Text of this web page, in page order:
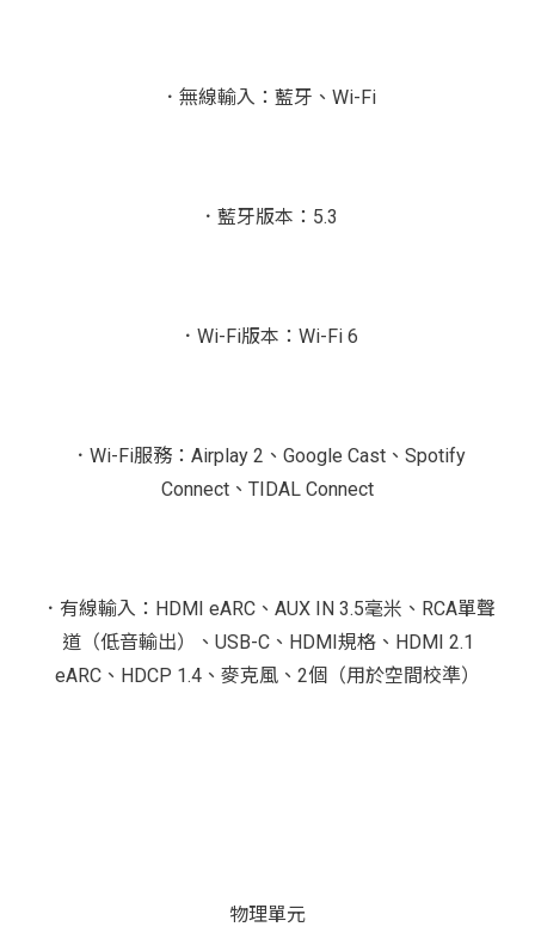
．無線輸入：藍牙、Wi-Fi
．藍牙版本：5.3
．Wi-Fi版本：Wi-Fi 6
．Wi-Fi服務：Airplay 2、Google Cast、Spotify
Connect、TIDAL Connect
．有線輸入：HDMI eARC、AUX IN 3.5毫米、RCA單聲
道（低音輸出）、USB-C、HDMI規格、HDMI 2.1
eARC、HDCP 1.4、麥克風、2個（用於空間校準）
物理單元